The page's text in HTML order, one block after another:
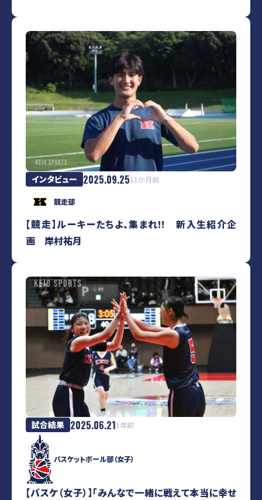
インタビュー 2025.09.2511か月前
競走部
【競走】ルーキーたちよ、集まれ!! 新入生紹介企
画 岸村祐月
試合結果 2025.06.211年前
バスケットボール部（女子）
【バスケ（女子）】「みんなで一緒に戦えて本当に幸せ